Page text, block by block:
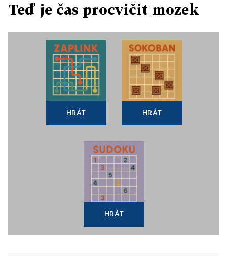
Teď je čas procvičit mozek
HRÁT HRÁT
HRÁT